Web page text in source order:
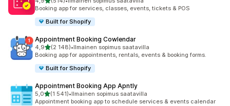
514 arvostelua yhteensä
Booking app for services, classes, events, tickets & POS
Built for Shopify
Appointment Booking Cowlendar
4,9/ 5 tähteä
(2 148)
2148 arvostelua yhteensä
•Ilmainen sopimus saatavilla
Booking app for appointments, rentals, events & booking forms.
Built for Shopify
Appointment Booking App Apntly
5,0/ 5 tähteä
(1 541)
1541 arvostelua yhteensä
•Ilmainen sopimus saatavilla
Appointment booking app to schedule services & events calendar